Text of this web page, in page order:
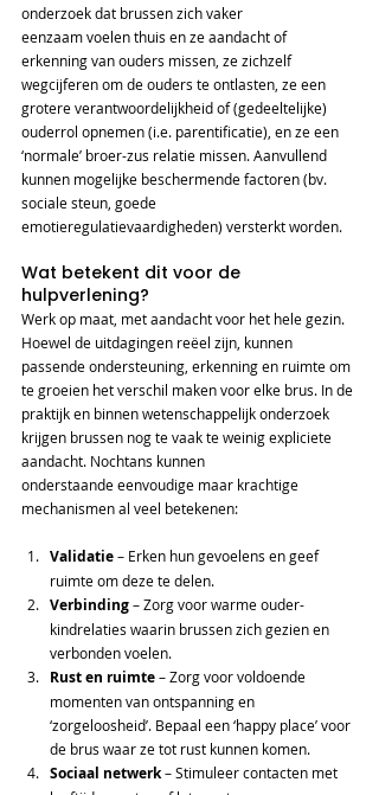
onderzoek dat brussen zich vaker
eenzaam voelen thuis en ze aandacht of
erkenning van ouders missen, ze zichzelf
wegcijferen om de ouders te ontlasten, ze een
grotere verantwoordelijkheid of (gedeeltelijke)
ouderrol opnemen (i.e. parentificatie), en ze een
‘normale’ broer-zus relatie missen. Aanvullend
kunnen mogelijke beschermende factoren (bv.
sociale steun, goede
emotieregulatievaardigheden) versterkt worden.
Wat betekent dit voor de
hulpverlening?
Werk op maat, met aandacht voor het hele gezin.
Hoewel de uitdagingen reëel zijn, kunnen
passende ondersteuning, erkenning en ruimte om
te groeien het verschil maken voor elke brus. In de
praktijk en binnen wetenschappelijk onderzoek
krijgen brussen nog te vaak te weinig expliciete
aandacht. Nochtans kunnen
onderstaande eenvoudige maar krachtige
mechanismen al veel betekenen:
Validatie – Erken hun gevoelens en geef
ruimte om deze te delen.
Verbinding – Zorg voor warme ouder-
kindrelaties waarin brussen zich gezien en
verbonden voelen.
Rust en ruimte – Zorg voor voldoende
momenten van ontspanning en
‘zorgeloosheid’. Bepaal een ‘happy place’ voor
de brus waar ze tot rust kunnen komen.
Sociaal netwerk – Stimuleer contacten met